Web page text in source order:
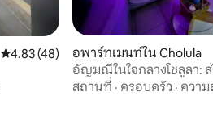
คะแนนเฉลี่ย 4.83 จาก 5, 48 รีวิว
4.83 (48)
อพาร์ทเมนท์ใน Cholula
อัญมณีในใจกลางโชลูลา:
สะดวกสบาย
สถานที่ · ครอบครัว · ควา